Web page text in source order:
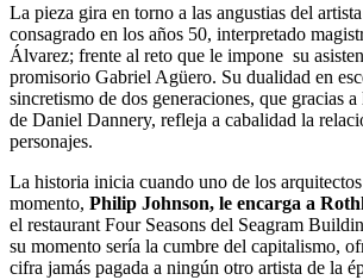
La pieza gira en torno a las angustias del
consagrado en los años 50, interpretado
Álvarez; frente al reto que le impone su
promisorio Gabriel Agüero. Su dualidad en
sincretismo de dos generaciones, que gracias
de Daniel Dannery, refleja a cabalidad la
personajes.
La historia inicia cuando uno de los
momento, Philip Johnson, le encarga a
el restaurant Four Seasons del Seagram
su momento sería la cumbre del capitalismo,
cifra jamás pagada a ningún otro artista de la